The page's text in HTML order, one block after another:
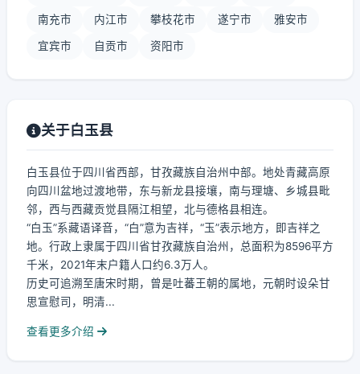
南充市 内江市 攀枝花市 遂宁市 雅安市
宜宾市 自贡市 资阳市
关于白玉县
白玉县位于四川省西部，甘孜藏族自治州中部。地处青藏高原
向四川盆地过渡地带，东与新龙县接壤，南与理塘、乡城县毗
邻，西与西藏贡觉县隔江相望，北与德格县相连。
“白玉”系藏语译音，“白”意为吉祥，“玉”表示地方，即吉祥之
地。行政上隶属于四川省甘孜藏族自治州，总面积为8596平方
千米，2021年末户籍人口约6.3万人。
历史可追溯至唐宋时期，曾是吐蕃王朝的属地，元朝时设朵甘
思宣慰司，明清...
查看更多介绍